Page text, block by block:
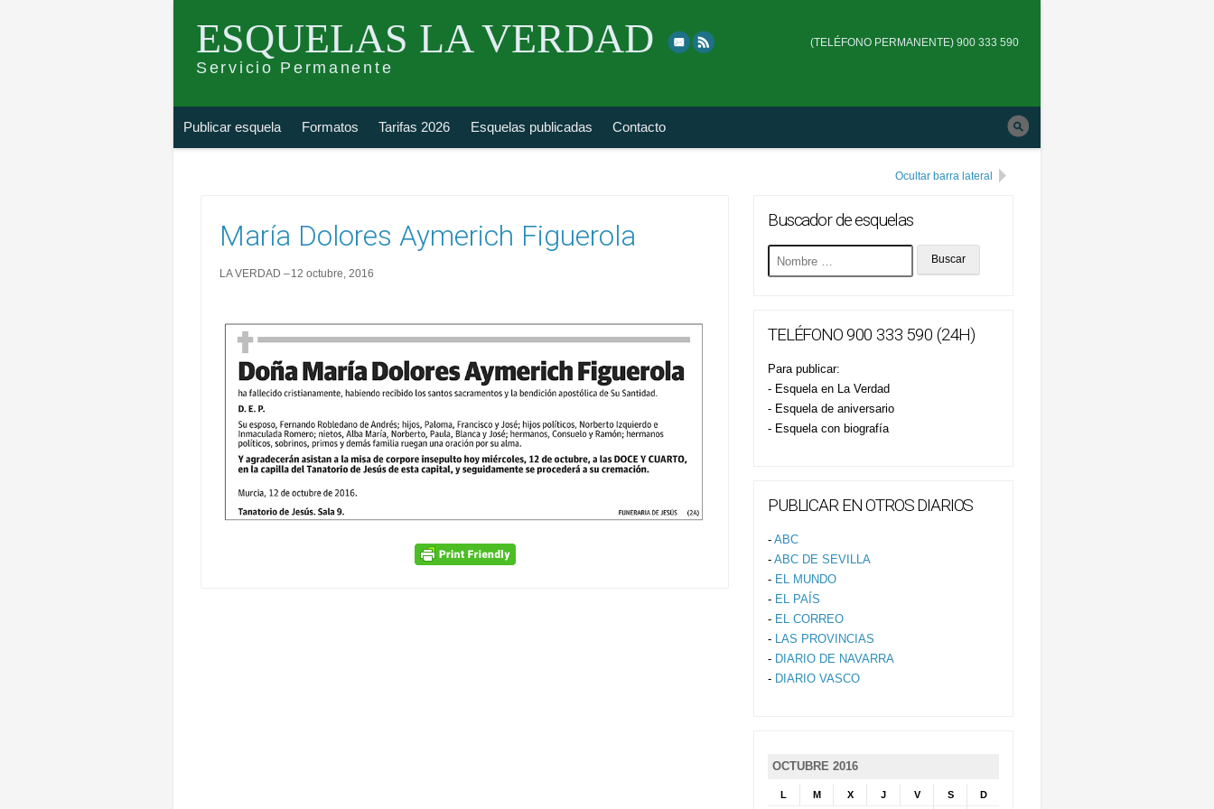
ESQUELAS LA VERDAD
Servicio Permanente
to
top
main
(TELÉFONO PERMANENTE) 900 333 590
Publicar esquela Formatos Tarifas 2026 Esquelas publicadas Contacto
esquela
María Dolores Aymerich Figuerola
LA VERDAD 12 octubre, 2016
Ocultar barra lateral
Buscador de esquelas
Buscar
esquela
TELÉFONO 900 333 590 (24H)
Para publicar:
- Esquela en La Verdad
- Esquela de aniversario
- Esquela con biografía
PUBLICAR EN OTROS DIARIOS
- ABC
- ABC DE SEVILLA
- EL MUNDO
- EL PAÍS
- EL CORREO
- LAS PROVINCIAS
- DIARIO DE NAVARRA
- DIARIO VASCO
OCTUBRE 2016
L M X J V S D